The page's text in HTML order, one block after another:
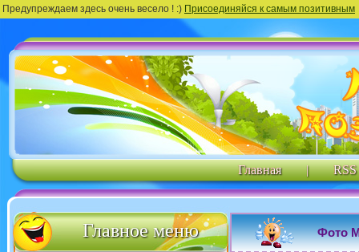
Предупреждаем здесь очень весело ! :) Присоединяйся к самым позитивным
Главная | RSS
Главное меню Фото